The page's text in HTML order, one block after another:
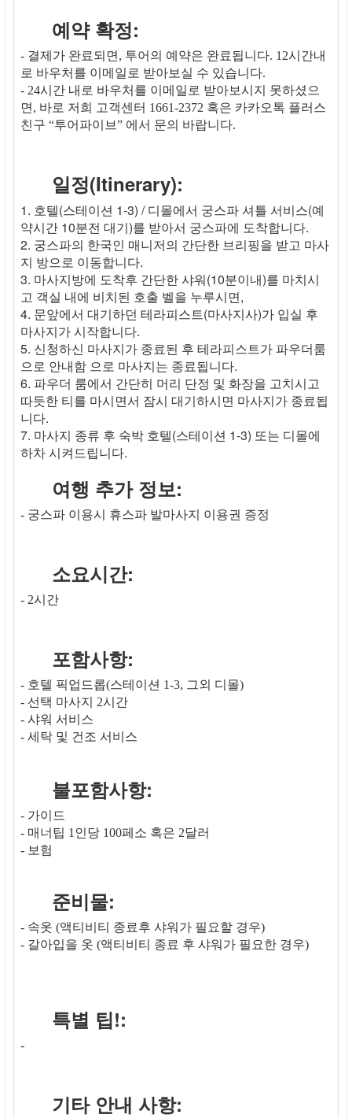
예약 확정:
- 결제가 완료되면, 투어의 예약은 완료됩니다. 12시간내
로 바우처를 이메일로 받아보실 수 있습니다.
- 24시간 내로 바우처를 이메일로 받아보시지 못하셨으
면, 바로 저희 고객센터 1661-2372 혹은 카카오톡 플러스
친구 “투어파이브” 에서 문의 바랍니다.
일정(Itinerary):
1. 호텔(스테이션 1-3) / 디몰에서 궁스파 셔틀 서비스(예
약시간 10분전 대기)를 받아서 궁스파에 도착합니다.
2. 궁스파의 한국인 매니저의 간단한 브리핑을 받고 마사
지 방으로 이동합니다.
3. 마사지방에 도착후 간단한 샤워(10분이내)를 마치시
고 객실 내에 비치된 호출 벨을 누루시면,
4. 문앞에서 대기하던 테라피스트(마사지사)가 입실 후
마사지가 시작합니다.
5. 신청하신 마사지가 종료된 후 테라피스트가 파우더룸
으로 안내함 으로 마사지는 종료됩니다.
6. 파우더 룸에서 간단히 머리 단정 및 화장을 고치시고
따듯한 티를 마시면서 잠시 대기하시면 마사지가 종료됩
니다.
7. 마사지 종류 후 숙박 호텔(스테이션 1-3) 또는 디몰에
하차 시켜드립니다.
여행 추가 정보:
- 궁스파 이용시 휴스파 발마사지 이용권 증정
소요시간:
- 2시간
포함사항:
- 호텔 픽업드롭(스테이션 1-3, 그외 디몰)
- 선택 마사지 2시간
- 샤워 서비스
- 세탁 및 건조 서비스
불포함사항:
- 가이드
- 매너팁 1인당 100페소 혹은 2달러
- 보험
준비물:
- 속옷 (액티비티 종료후 샤워가 필요할 경우)
- 갈아입을 옷 (액티비티 종료 후 샤워가 필요한 경우)
특별 팁!:
-
기타 안내 사항: